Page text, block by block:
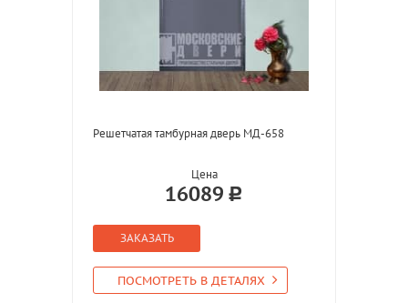
Решетчатая тамбурная дверь МД-658
Цена
16089
ЗАКАЗАТЬ
ПОСМОТРЕТЬ В ДЕТАЛЯХ